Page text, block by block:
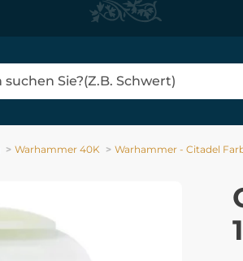
Warhammer 40K Warhammer - Citadel